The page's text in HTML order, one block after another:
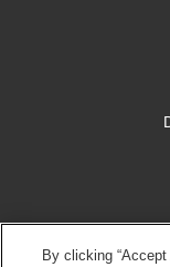
By clicking